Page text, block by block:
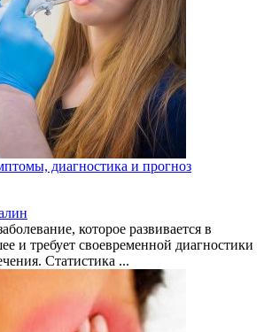
диагностика и прогноз
которое развивается в
и требует своевременной диагностики
Статистика ...